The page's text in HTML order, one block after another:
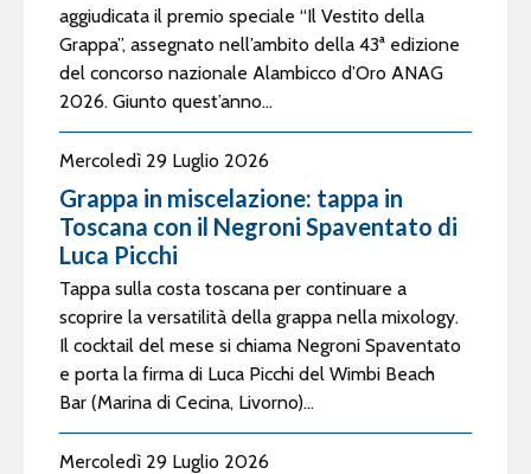
aggiudicata il premio speciale “Il Vestito della
Grappa”, assegnato nell’ambito della 43ª edizione
del concorso nazionale Alambicco d’Oro ANAG
2026. Giunto quest’anno...
Mercoledì 29 Luglio 2026
Grappa in miscelazione: tappa in
Toscana con il Negroni Spaventato di
Luca Picchi
Tappa sulla costa toscana per continuare a
scoprire la versatilità della grappa nella mixology.
Il cocktail del mese si chiama Negroni Spaventato
e porta la firma di Luca Picchi del Wimbi Beach
Bar (Marina di Cecina, Livorno)...
Mercoledì 29 Luglio 2026